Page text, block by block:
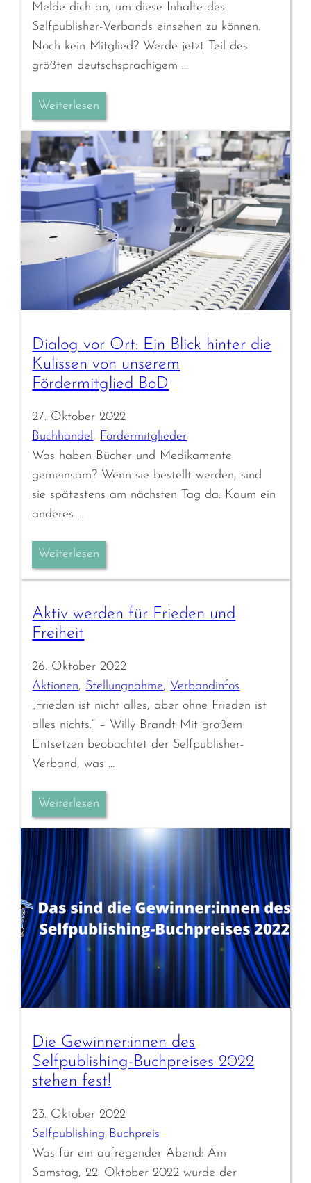
Melde dich an, um diese Inhalte des
Selfpublisher-Verbands einsehen zu können.
Noch kein Mitglied? Werde jetzt Teil des
größten deutschsprachigem …
Weiterlesen
Dialog vor Ort: Ein Blick hinter die
Kulissen von unserem
Fördermitglied BoD
27. Oktober 2022
Buchhandel, Fördermitglieder
Was haben Bücher und Medikamente
gemeinsam? Wenn sie bestellt werden, sind
sie spätestens am nächsten Tag da. Kaum ein
anderes …
Weiterlesen
Aktiv werden für Frieden und
Freiheit
26. Oktober 2022
Aktionen, Stellungnahme, Verbandinfos
„Frieden ist nicht alles, aber ohne Frieden ist
alles nichts.“ – Willy Brandt Mit großem
Entsetzen beobachtet der Selfpublisher-
Verband, was …
Weiterlesen
Die Gewinner:innen des
Selfpublishing-Buchpreises 2022
stehen fest!
23. Oktober 2022
Selfpublishing Buchpreis
Was für ein aufregender Abend: Am
Samstag, 22. Oktober 2022 wurde der